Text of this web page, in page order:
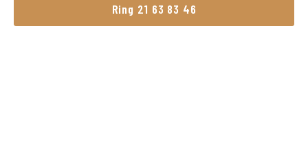
Ring 21 63 83 46